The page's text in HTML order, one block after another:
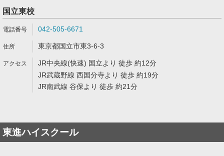
国立東校
042-505-6671
東京都国立市東3-6-3
JR中央線(快速) 国立より 徒歩 約12分
JR武蔵野線 西国分寺より 徒歩 約19分
JR南武線 谷保より 徒歩 約21分
東進ハイスクール